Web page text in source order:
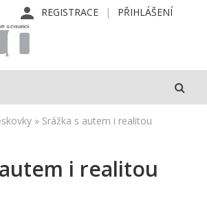
REGISTRACE PŘIHLÁŠENÍ
» Srážka s autem i realitou
i realitou